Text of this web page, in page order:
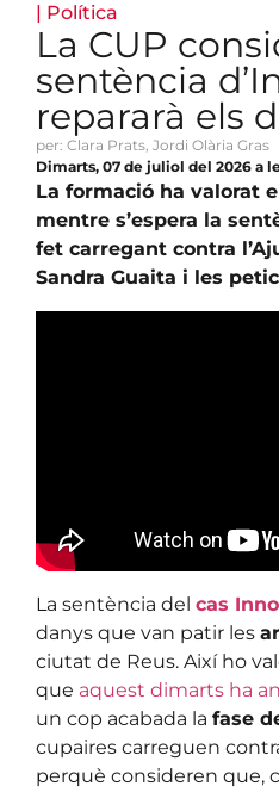
| Política
La CUP
sentència
repararà els
per: Clara Prats, Jordi Olària Gras
Dimarts, 07 de juliol del 2026 a
La formació ha valorat
mentre s’espera la
fet carregant contra
Sandra Guaita i les
La sentència del cas
danys que van patir les
ciutat de Reus. Així ho
que aquest dimarts ha
un cop acabada la fase
cupaires carreguen
perquè consideren que,